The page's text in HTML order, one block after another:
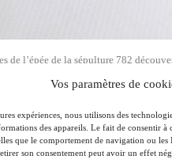
Vos paramètres de
expériences, nous utilisons des
des appareils. Le fait de consentir à
que le comportement de navigation ou
son consentement peut avoir un effet
de l’épée de la sépulture 782
à Creuzier-le-Neuf (Allier) © Flore